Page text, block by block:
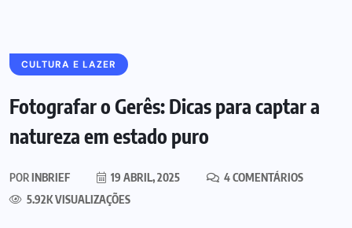
CULTURA E LAZER
Fotografar o Gerês: Dicas para captar a
natureza em estado puro
PORINBRIEF 19 ABRIL, 2025
4 COMENTÁRIOS
5.92K VISUALIZAÇÕES